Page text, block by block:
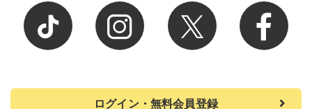
ログイン・無料会員登録